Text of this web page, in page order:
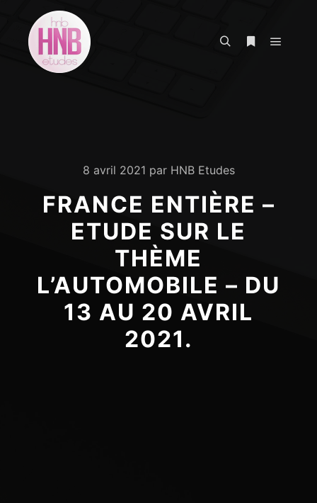
8 avril 2021 par HNB Etudes
FRANCE ENTIÈRE –
ETUDE SUR LE
THÈME
L’AUTOMOBILE – DU
13 AU 20 AVRIL
2021.